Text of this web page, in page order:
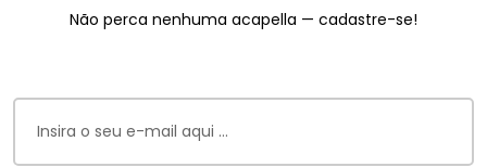
Não perca nenhuma acapella — cadastre-se!